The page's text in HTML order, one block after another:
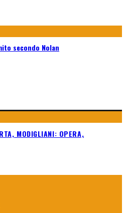
secondo Nolan
MODIGLIANI: OPERA,